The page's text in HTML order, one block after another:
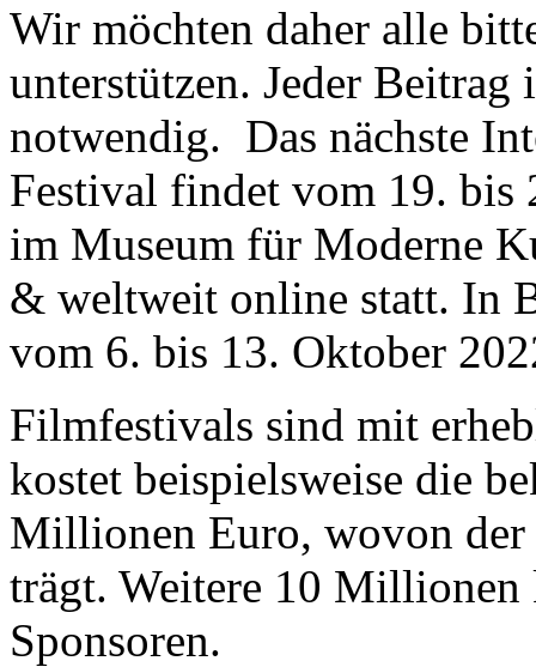
Wir möchten daher alle
unterstützen. Jeder
notwendig. Das nächste
Festival findet vom 19. bis
im Museum für Moderne
& weltweit online statt. In
vom 6. bis 13. Oktober
Filmfestivals sind mit
kostet beispielsweise die
Millionen Euro, wovon
trägt. Weitere 10
Sponsoren.